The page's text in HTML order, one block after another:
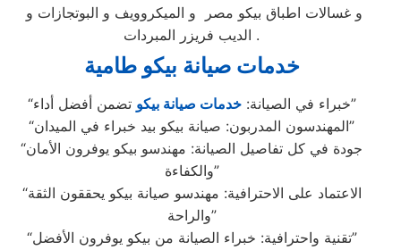
الديب فريزر المبردات .
خدمات صيانة بيكو طامية
“خبراء في الصيانة:خدمات صيانة بيكو
تضمن أفضل أداء”
“المهندسون المدربون: صيانة بيكو بيد خبراء في الميدان”
“جودة في كل تفاصيل الصيانة: مهندسو بيكو يوفرون الأمان
والكفاءة”
“الاعتماد على الاحترافية: مهندسو صيانة بيكو يحققون الثقة
والراحة”
“تقنية واحترافية: خبراء الصيانة من بيكو يوفرون الأفضل”